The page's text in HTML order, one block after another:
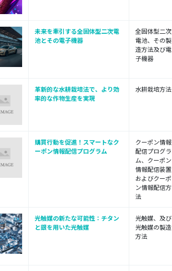
未来を牽引する全固体型二次電
池とその電子機器
全固体型二次
電池、その製
造方法及び電
子機器
革新的な水耕栽培法で、より効
率的な作物生産を実現
水耕栽培方法
購買行動を促進！スマートなク
ーポン情報配信プログラム
クーポン情報
配信プログラ
ム、クーポン
情報配信装置
およびクーポ
ン情報配信方
法
光触媒の新たな可能性：チタン
と銀を用いた光触媒
光触媒、及び
光触媒の製造
方法